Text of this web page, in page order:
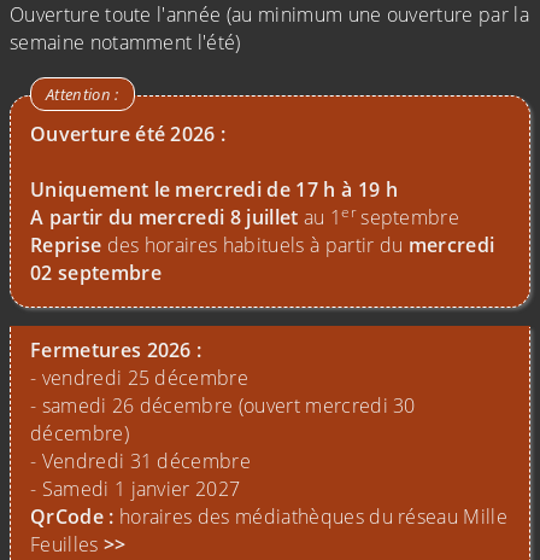
Ouverture toute l'année (au minimum une ouverture par la
semaine notamment l'été)
Ouverture été 2026 :
Uniquement le mercredi de 17 h à 19 h
A partir du mercredi 8 juillet au 1erseptembre
Reprise des horaires habituels à partir du mercredi
02 septembre
Fermetures 2026 :
- vendredi 25 décembre
- samedi 26 décembre (ouvert mercredi 30
décembre)
- Vendredi 31 décembre
- Samedi 1 janvier 2027
QrCode : horaires des médiathèques du réseau Mille
Feuilles >>